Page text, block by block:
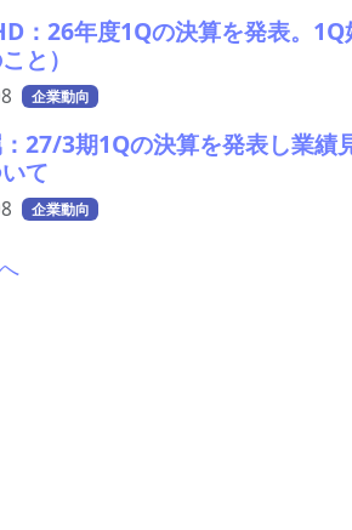
：26年度1Qの決算を発表。
と）
企業動向
27/3期1Qの決算を発表し業績
て
企業動向